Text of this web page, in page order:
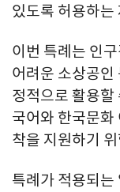
있도록 허용하는
이번 특례는 인
어려운 소상공인
정적으로 활용할
국어와 한국문화
착을 지원하기
특례가 적용되는